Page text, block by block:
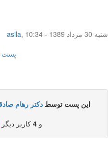
asila,
شنبه 30 مرداد 1389 - 10:34
پست #
این پست توسط دکتر رهام
و 4 کاربر ديگر